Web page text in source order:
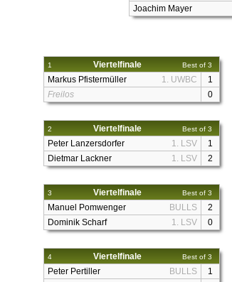
Joachim Mayer
1 Viertelfinale Best of 3
Markus Pfistermüller 1. UWBC
1
Freilos
0
2 Viertelfinale Best of 3
Peter Lanzersdorfer 1. LSV
1
Dietmar Lackner
1. LSV 2
3 Viertelfinale Best of 3
Manuel Pomwenger BULLS
2
Dominik Scharf
1. LSV 0
4 Viertelfinale Best of 3
Peter Pertiller BULLS
1